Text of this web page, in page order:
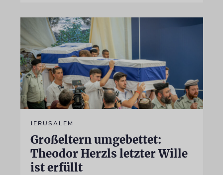
JERUSALEM
Großeltern umgebettet:
Theodor Herzls letzter Wille
ist erfüllt